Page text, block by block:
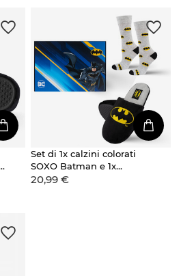
Set di 1x calzini colorati
SOXO Batman e 1x
pantofole da uomo
20,99 €